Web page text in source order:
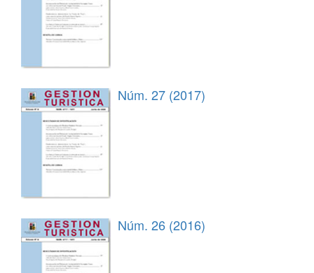
Núm. 27 (2017)
Núm. 26 (2016)